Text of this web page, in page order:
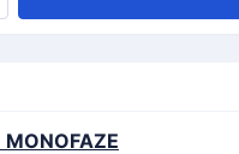
MONOFAZE